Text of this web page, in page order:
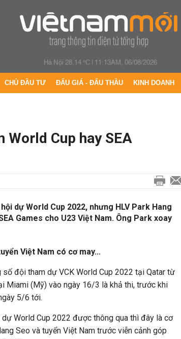
Hà Nội 28.14 °C| 11:13AM, 06/08/2026
CHỦ ĐẦU TƯ ĐẤU GIÁ - ĐẤU THẦU KINH DOANH
World Cup hay SEA
dự World Cup 2022, nhưng HLV Park Hang
Games cho U23 Việt Nam. Ông Park xoay
Việt Nam có cơ may...
đội tham dự VCK World Cup 2022 tại Qatar từ
Miami (Mỹ) vào ngày 16/3 là khả thi, trước khi
5/6 tới.
World Cup 2022 được thông qua thì đây là cơ
Seo và tuyển Việt Nam trước viễn cảnh góp